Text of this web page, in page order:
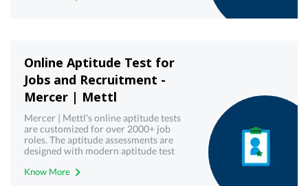
Online Aptitude Test for
Jobs and Recruitment -
Mercer | Mettl
Mercer | Mettl's online aptitude tests
are customized for over 2000+ job
roles. The aptitude assessments are
designed with modern aptitude test
valid results.
Know More